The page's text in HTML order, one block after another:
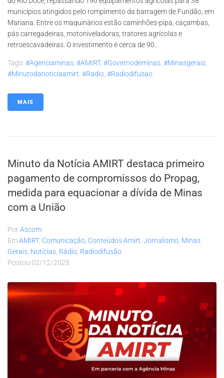
municípios atingidos pelo rompimento da barragem de Fundão, em
Mariana. Entre os maquinários estão caminhões-pipa, caçambas,
pás carregadeiras, motoniveladoras, tratores agrícolas e
retroescavadeiras. O investimento é cerca de 90...
Tags: #agenciaminas, #AMIRT, #governodeminas, #minasgerais,
#minutodanoticiaamirt, #radio, #radiodifusao
MAIS
Minuto da Notícia AMIRT destaca primeiro
pagamento de compromissos do Propag,
medida para equacionar a dívida de Minas
com a União
PorAscom
EmAMIRT, Comunicação, Conteúdos Amirt, Jornalismo, Minas
Gerais, Notícias, Rádio, Radiodifusão
Postou 02/12/2025